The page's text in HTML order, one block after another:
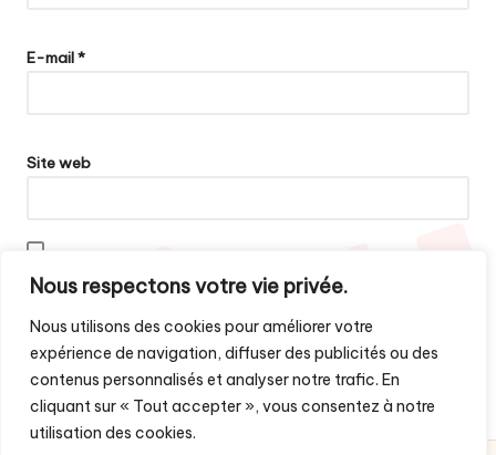
Nous respectons votre vie privée.
Nous utilisons des cookies pour améliorer votre
expérience de navigation, diffuser des publicités ou des
contenus personnalisés et analyser notre trafic. En
cliquant sur « Tout accepter », vous consentez à notre
utilisation des cookies.
E-mail*
Site web
pour mon prochain commentaire.